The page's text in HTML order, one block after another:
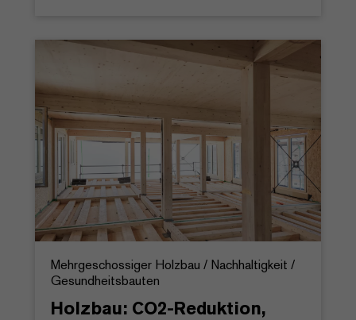
Mehrgeschossiger Holzbau / Nachhaltigkeit /
Gesundheitsbauten
Holzbau: CO2-Reduktion,